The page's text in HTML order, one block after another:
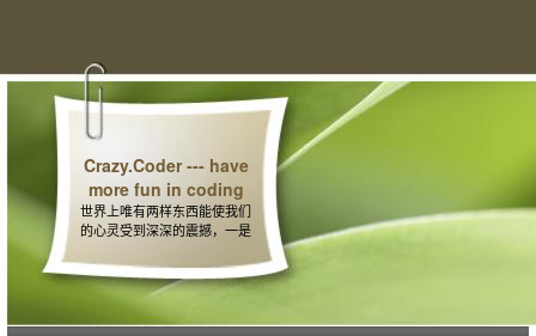
Crazy.Coder --- have
more fun in coding
世界上唯有两样东西能使我们
的心灵受到深深的震撼，一是
个便是人们内心深处的道德法
则。 -- 康德